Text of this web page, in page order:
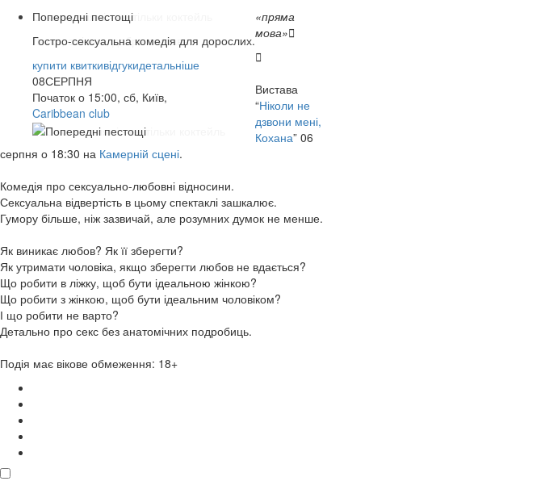
купити квиткивідгукидетальніше
07СЕРПНЯ
Caribbean club
Попередні пестощі
Гостро-сексуальна комедія для дорослих.
купити квиткивідгукидетальніше
08СЕРПНЯ
Початок о 15:00, сб, Київ,
Caribbean club
купити квиткивідгукидетальніше
13СЕРПНЯ
Арт-Братислава
купити квиткивідгукидетальніше
14СЕРПНЯ
Origin Stage
купити квиткивідгукидетальніше
14СЕРПНЯ
КАМЕРНА СЦЕНА
«пряма
мова»

Вистава
“Ніколи не
дзвони мені,
Кохана” 06
серпня о 18:30 на Камерній сцені.
Комедія про сексуально-любовні відносини.
Сексуальна відвертість в цьому спектаклі зашкалює.
Гумору більше, ніж зазвичай, але розумних думок не менше.
Як виникає любов? Як її зберегти?
Як утримати чоловіка, якщо зберегти любов не вдається?
Що робити в ліжку, щоб бути ідеальною жінкою?
Що робити з жінкою, щоб бути ідеальним чоловіком?
І що робити не варто?
Детально про секс без анатомічних подробиць.
Подія має вікове обмеження: 18+